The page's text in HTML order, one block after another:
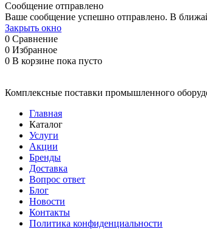
Сообщение отправлено
Ваше сообщение успешно отправлено. В
Закрыть окно
0 Сравнение
0 Избранное
0 В корзине пока пусто
Комплексные поставки промышленного
Главная
Каталог
Услуги
Акции
Бренды
Доставка
Вопрос ответ
Блог
Новости
Контакты
Политика конфиденциальности